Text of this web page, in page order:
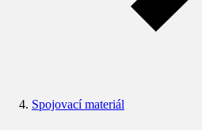
Spojovací materiál